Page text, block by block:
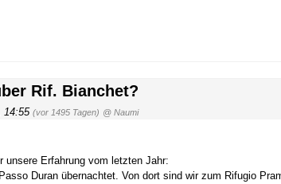
Rif. Bianchet?
14:55 (vor 1495 Tagen) @ Naumi
Erfahrung vom letzten Jahr:
Duran übernachtet. Von dort sind wir zum Rifugio